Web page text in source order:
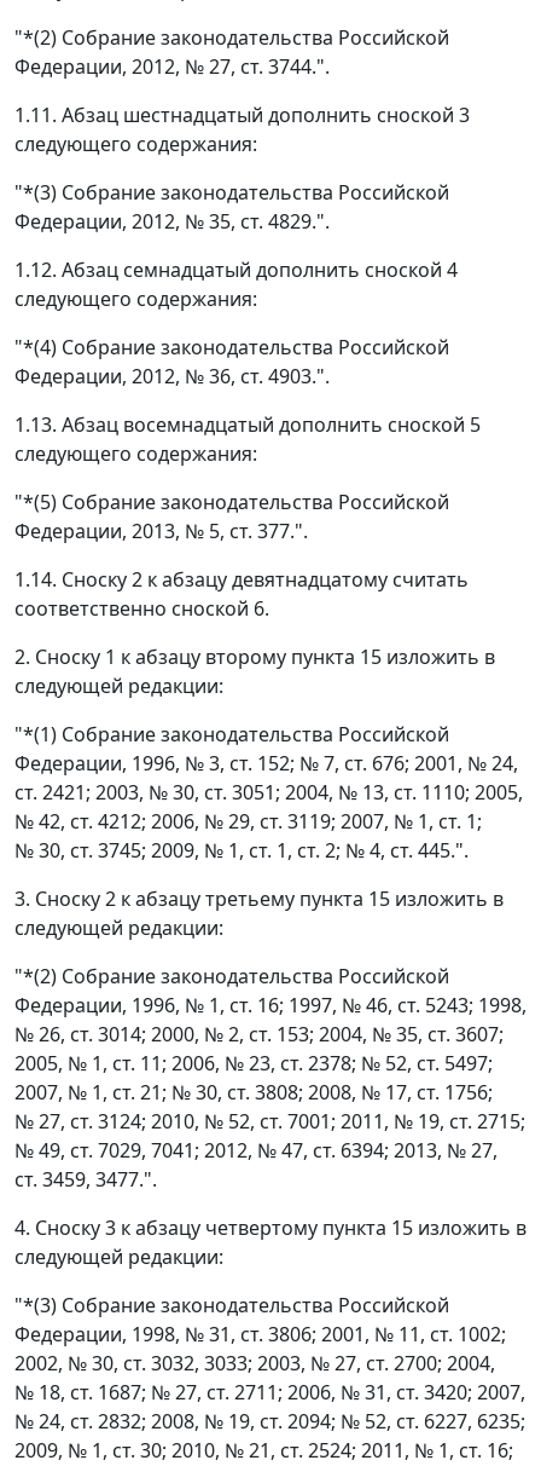
"*(2) Собрание законодательства Российской
Федерации, 2012, № 27, ст. 3744.".
1.11. Абзац шестнадцатый дополнить сноской 3
следующего содержания:
"*(3) Собрание законодательства Российской
Федерации, 2012, № 35, ст. 4829.".
1.12. Абзац семнадцатый дополнить сноской 4
следующего содержания:
"*(4) Собрание законодательства Российской
Федерации, 2012, № 36, ст. 4903.".
1.13. Абзац восемнадцатый дополнить сноской 5
следующего содержания:
"*(5) Собрание законодательства Российской
Федерации, 2013, № 5, ст. 377.".
1.14. Сноску 2 к абзацу девятнадцатому считать
соответственно сноской 6.
2. Сноску 1 к абзацу второму пункта 15 изложить в
следующей редакции:
"*(1) Собрание законодательства Российской
Федерации, 1996, № 3, ст. 152; № 7, ст. 676; 2001, № 24,
ст. 2421; 2003, № 30, ст. 3051; 2004, № 13, ст. 1110; 2005,
№ 42, ст. 4212; 2006, № 29, ст. 3119; 2007, № 1, ст. 1;
№ 30, ст. 3745; 2009, № 1, ст. 1, ст. 2; № 4, ст. 445.".
3. Сноску 2 к абзацу третьему пункта 15 изложить в
следующей редакции:
"*(2) Собрание законодательства Российской
Федерации, 1996, № 1, ст. 16; 1997, № 46, ст. 5243; 1998,
№ 26, ст. 3014; 2000, № 2, ст. 153; 2004, № 35, ст. 3607;
2005, № 1, ст. 11; 2006, № 23, ст. 2378; № 52, ст. 5497;
2007, № 1, ст. 21; № 30, ст. 3808; 2008, № 17, ст. 1756;
№ 27, ст. 3124; 2010, № 52, ст. 7001; 2011, № 19, ст. 2715;
№ 49, ст. 7029, 7041; 2012, № 47, ст. 6394; 2013, № 27,
ст. 3459, 3477.".
4. Сноску 3 к абзацу четвертому пункта 15 изложить в
следующей редакции:
"*(3) Собрание законодательства Российской
Федерации, 1998, № 31, ст. 3806; 2001, № 11, ст. 1002;
2002, № 30, ст. 3032, 3033; 2003, № 27, ст. 2700; 2004,
№ 18, ст. 1687; № 27, ст. 2711; 2006, № 31, ст. 3420; 2007,
№ 24, ст. 2832; 2008, № 19, ст. 2094; № 52, ст. 6227, 6235;
2009, № 1, ст. 30; 2010, № 21, ст. 2524; 2011, № 1, ст. 16;